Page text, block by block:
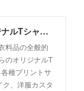
福山市で１枚からのオリジナルTシャツプリント・洋服直しのことなら【ロウエン - ROEN】
料品の全般的
のオリジナルT
種プリントサ
、洋服カスタ